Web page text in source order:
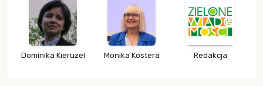
Dominika Kieruzel Monika Kostera Redakcja